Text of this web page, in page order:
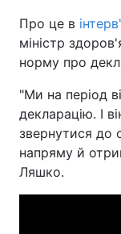
Про це в
міністр
норму про
"Ми на період
декларацію. І
звернутися до
напряму й
Ляшко.